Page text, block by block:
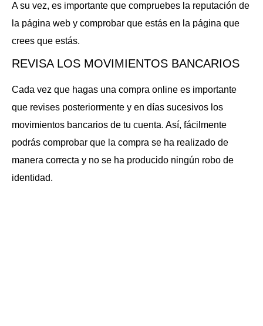
A su vez, es importante que compruebes la reputación de
la página web y comprobar que estás en la página que
crees que estás.
REVISA LOS MOVIMIENTOS BANCARIOS
Cada vez que hagas una compra online es importante
que revises posteriormente y en días sucesivos los
movimientos bancarios de tu cuenta. Así, fácilmente
podrás comprobar que la compra se ha realizado de
manera correcta y no se ha producido ningún robo de
identidad.